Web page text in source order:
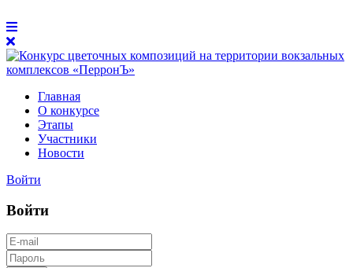
Главная
О конкурсе
Этапы
Участники
Новости
Войти
Войти